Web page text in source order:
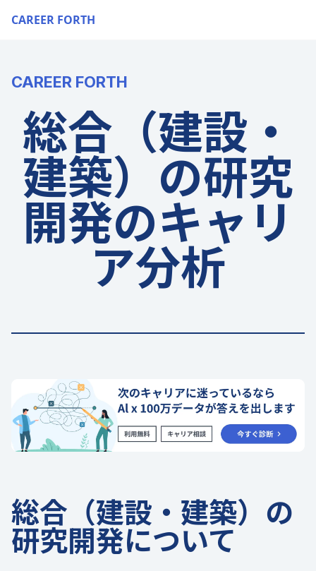
CAREER FORTH
CAREER FORTH
総合（建設・
建築）の研究
開発のキャリ
ア分析
総合（建設・建築）の
研究開発について